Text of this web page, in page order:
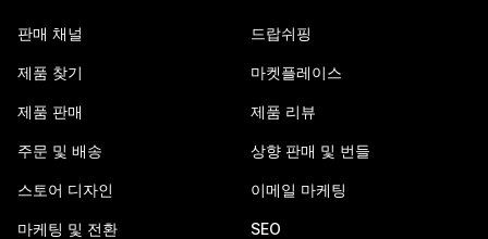
판매 채널
제품 찾기
제품 판매
주문 및 배송
스토어 디자인
마케팅 및 전환
드랍쉬핑
마켓플레이스
제품 리뷰
상향 판매 및 번들
이메일 마케팅
SEO